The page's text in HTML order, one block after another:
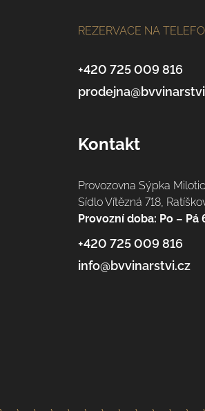
REZERVACE NA
+420 725 009 816
Kontakt
Provozovna Sýpka
Sídlo Vítězná 718,
Provozní doba: Po – Pá
+420 725 009 816
info@bvvinarstvi.cz